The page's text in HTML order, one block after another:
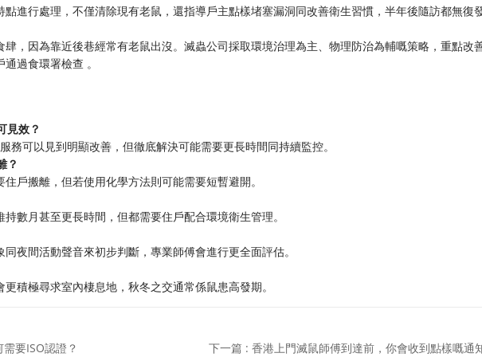
進行處理，不僅清除現有老鼠，還指導戶主點樣堵塞漏洞同改善衛生習慣，半年後隨訪都無復
肆，因為靠近後巷經常有老鼠出沒。滅蟲公司採取環境治理為主、物理防治為輔嘅策略，重點改
過食環署檢查 。
見效？
務可以見到明顯改善，但徹底解決可能需要更長時間同持續監控。
？
戶搬離，但若使用化學方法則可能需要短暫避開。
數月甚至更長時間，但都需要住戶配合環境衛生管理。
夜間活動聲音來初步判斷，專業師傅會進行更全面評估。
積極尋求室內棲息地，秋冬之交通常係鼠患高發期。
要ISO認證？ 下一篇 : 香港上門滅鼠師傅到達前，你會收到點樣嘅通